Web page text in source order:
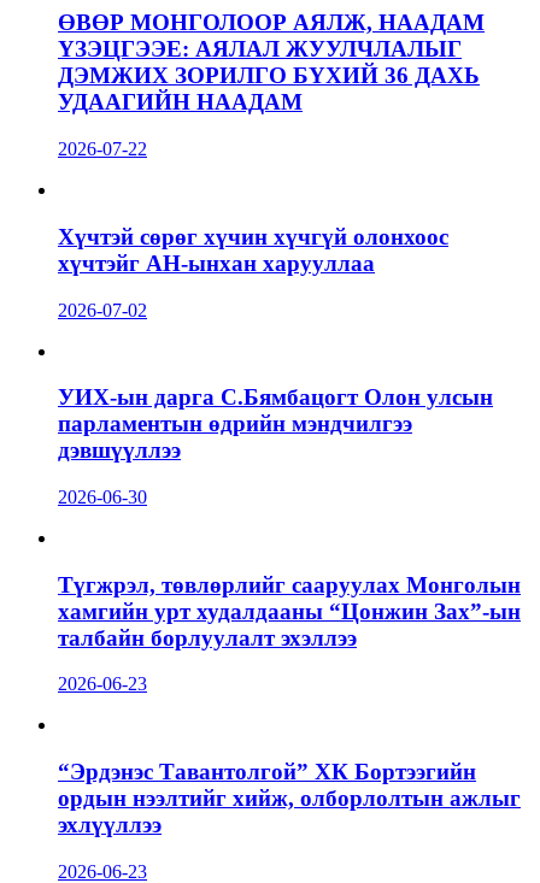
ӨВӨР МОНГОЛООР АЯЛЖ, НААДАМ
ҮЗЭЦГЭЭЕ: АЯЛАЛ ЖУУЛЧЛАЛЫГ
ДЭМЖИХ ЗОРИЛГО БҮХИЙ 36 ДАХЬ
УДААГИЙН НААДАМ
2026-07-22
Хүчтэй сөрөг хүчин хүчгүй олонхоос
хүчтэйг АН-ынхан харууллаа
2026-07-02
УИХ-ын дарга С.Бямбацогт Олон улсын
парламентын өдрийн мэндчилгээ
дэвшүүллээ
2026-06-30
Түгжрэл, төвлөрлийг сааруулах Монголын
хамгийн урт худалдааны “Цонжин Зах”-ын
талбайн борлуулалт эхэллээ
2026-06-23
“Эрдэнэс Тавантолгой” ХК Бортээгийн
ордын нээлтийг хийж, олборлолтын ажлыг
эхлүүллээ
2026-06-23